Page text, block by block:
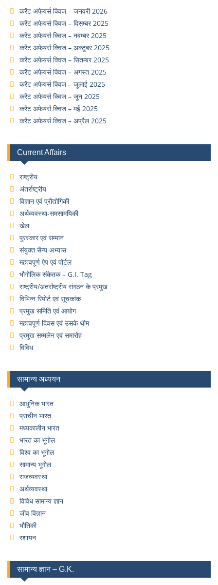
करेंट अफेयर्स क्विज – जनवरी 2026
करेंट अफेयर्स क्विज – दिसम्बर 2025
करेंट अफेयर्स क्विज – नवम्बर 2025
करेंट अफेयर्स क्विज – अक्टूबर 2025
करेंट अफेयर्स क्विज – सितम्बर 2025
करेंट अफेयर्स क्विज – अगस्त 2025
करेंट अफेयर्स क्विज – जुलाई 2025
करेंट अफेयर्स क्विज – जून 2025
करेंट अफेयर्स क्विज – मई 2025
करेंट अफेयर्स क्विज – अप्रैल 2025
Current Affairs
राष्ट्रीय
अंतर्राष्ट्रीय
विज्ञान एवं प्रौद्योगिकी
अर्थव्यवस्था-समसामयिकी
खेल
पुरस्कार एवं सम्मान
संयुक्त सैन्य अभ्यास
महत्वपूर्ण ऐप एवं पोर्टल
भौगोलिक संकेतक – G.I. Tag
राष्ट्रीय/अंतर्राष्ट्रीय संगठन के प्रमुख
विभिन्न रिपोर्ट एवं सूचकांक
प्रमुख समिति एवं आयोग
महत्वपूर्ण दिवस एवं उसके थीम
प्रमुख सम्मलेन एवं समारोह
विविध
सामान्य अध्ययन
आधुनिक भारत
प्राचीन भारत
मध्यकालीन भारत
भारत का भूगोल
विश्व का भूगोल
सामान्य भूगोल
राजव्यवस्था
अर्थव्यवस्था
विविध सामान्य ज्ञान
जीव विज्ञान
भौतिकी
रशायन
सामान्य ज्ञान – G.K.